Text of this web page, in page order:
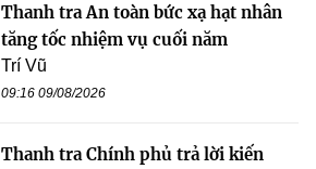
Thanh tra An toàn bức xạ hạt nhân
tăng tốc nhiệm vụ cuối năm
Trí Vũ
09:16 09/08/2026
Thanh tra Chính phủ trả lời kiến